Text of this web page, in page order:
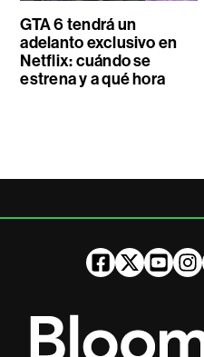
GTA 6 tendrá un
adelanto exclusivo en
Netflix: cuándo se
estrena y a qué hora